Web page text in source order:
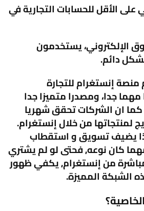
على الأقل للحسابات التجارية في
الإلكتروني، يستخدمون
دائم.
إنستغرام للتجارة
مهما جدا، ومصدرا متميزا جدا
كما ان الشركات تحقق شهريا
لمنتجاتها من خلال إنستغرام.
يضيف تسويق و استقطاب
كان نوعه, فحتى لو لم يشتري
من إنستغرام, يكفي ظهور
الشبكة المميزة.